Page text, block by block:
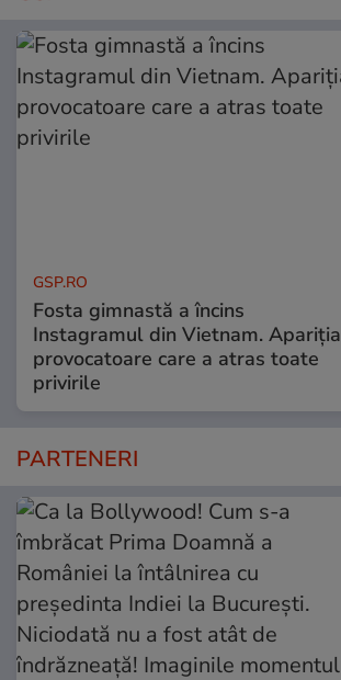
GSP.RO
Fosta gimnastă a încins
Instagramul din Vietnam. Apariția
provocatoare care a atras toate
privirile
PARTENERI